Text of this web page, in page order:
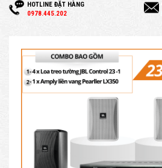
HOTLINE ĐẶT HÀNG
0978.445.202